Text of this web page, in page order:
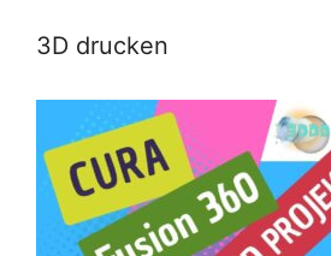
3D drucken